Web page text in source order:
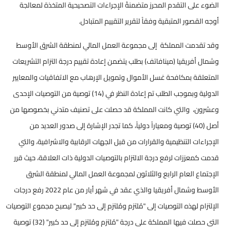
الضوء على التقدم المحرز متضمنةً الإجراءات التصحيحية المتخذة لمعالجة
أوجه القصور المتبقية وفقاً لتقرير التقييم المتبادل.
وقد تقدمت المملكة إلى مجموعة العمل المالي لمنطقة الشرق الأوسط
وشمال أفريقيا (مينافاتف) بطلب يتضمن إعادة تقييم درجة التزام التشريعات
المتعلقة بمكافحة غسل الأموال وتمويل الإرهاب مع الاتفاقيات والمعايير
الدولية وبموجب الطلب تم إعادة النظر في (14) توصية من التوصيات الإحدى
وعشرون، والتي كانت المملكة قد حصلت على تصنيف متدني بخصوصها من
أصل (40) توصية ومعياراً دولياً، كما تجدر الإشارة إلى صدور العديد من
الإجراءات التنظيمية والقرارات من قبل الجهات الرقابية والاشرافية، والتي
قدمت كمعززات لرفع درجة الالتزام بالتوصيات الدولية ذات العلاقة، حيث قرر
الإجتماع العام الرابع والثلاثون لمجموعة العمل المالي لمنطقة الشرق
الأوسط وشمال أفريقيا والذي عقد في شهر أيار من عام 2022 رفع درجات
الإلتزام لهذه التوصيات إلى "مُلتزم ومُلتزم إلى حد كبير" ليصبح مجموع التوصيات
التي حصلت فيها المملكة على درجة "مُلتزم ومُلتزم إلى حد كبير" (32) توصية